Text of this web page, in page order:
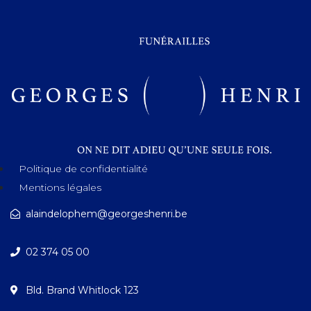
Politique de confidentialité
Mentions légales
alaindelophem@georgeshenri.be
02 374 05 00
Bld. Brand Whitlock 123